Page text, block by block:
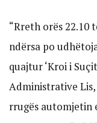
“Rreth orës 22.10
ndërsa po
quajtur ‘Kroi i
Administrative
rrugës automjetin